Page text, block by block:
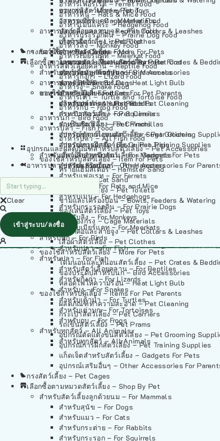
อาหารเฟอร์เร็ต – Ferret Food
อาหารหนู – Rats & Mice Food
อาหารเม่นแคระ – Hedgehog Food
อาหารกระรอกดิน – Prairie Dog Food
อาหารลิง – Monkey Food
อาหารเมียร์แคท – Meerkat Food
อาหารสัตว์เลี้อยคลาน – Reptile Food
อาหารกิ้งก่า – Lizard Food
อาหารงู – Snake Food
อาหารเต่า – Turtle and Tortoise Food
อาหารกบ – Frog Food
อาหารนก – Bird Food
อาหารปลา – Fish Food
อาหารปลา – All Fish Food
อุปกรณและผลิตภัณฑ์สำหรับสัตว์เลี้ยง – Pet Accessories
ของใช้สำหรับสัตว์เลี้ยง – Item For Pets
ทรายแฮมสเตอร์ – Hamster Sand
ทรายแมว – Cat Sand
ห้องน้ำสัตว์เลี้ยง – Pet Toilets
ชามและเครื่องป้อน – Bowls, Feeders & Watering
ของเล่นสัตว์เลี้ยง – Pet Toys
วัสดุรองกรง – Cage Materials
ปลอกคอและสายจูง – Pet Collars & Leashes
เสื้อผ้าสัตว์เลี้ยง – Pet Clothes
ของใช้สำหรับสัตว์เลี้ยง – More For Pets
โดมนอนและที่นอนสัตว์เลี้ยง – Pet Crates &
ของประดับสำหรับนก – Bird Accessories
หลอดไฟให้ความร้อน – Heat Light Bulb
ของใช้สำหรับผู้เลี้ยง – Items For Pet Parents
ผลิตภัณฑ์ทำความสะอาด – Pet Cleaning
กระเป๋าสัตว์เลี้ยง – Pet Carriers
รถเข็นสัตว์เลี้ยง – Pet Prams
อุปกรณ์ตัดแต่งขนสัตว์เลี้ยง – Pet Grooming
อุปกรณ์การฝึกสัตว์เลี้ยง – Pet Training Supplies
แก็ดเจ็ตสำหรับสัตว์เลี้ยง – Gadgets For Pets
อุปกรณ์เสริมอื่นๆ – Other Accessories For
กรงสัตว์เลี้ยง – Pet Cages
เลือกซื้อตามหมวดสัตว์เลี้ยง – Shop By Pet
สำหรับสัตว์เลี้ยงลูกด้วยนม – For Mammals
สำหรับสุนัข – For Dogs
สำหรับแมว – For Cats
สำหรับกระต่าย – For Rabbits
สำหรับกระรอก – For Squirrels
อาหารลิง – Monkey Food
อาหารเมียร์แคท – Meerkat Food
อาหารสัตว์เลี้อยคลาน – Reptile Food
อาหารกิ้งก่า – Lizard Food
อาหารงู – Snake Food
อาหารเต่า – Turtle and Tortoise Food
อาหารกบ – Frog Food
อาหารนก – Bird Food
อาหารปลา – Fish Food
อาหารปลา – All Fish Food
ของเล่นสัตว์เลี้ยง – Pet Toys
วัสดุรองกรง – Cage Materials
ปลอกคอและสายจูง – Pet Collars & Leashes
เสื้อผ้าสัตว์เลี้ยง – Pet Clothes
ของใช้สำหรับสัตว์เลี้ยง – More For Pets
โดมนอนและที่นอนสัตว์เลี้ยง – Pet Crates &
ของประดับสำหรับนก – Bird Accessories
หลอดไฟให้ความร้อน – Heat Light Bulb
ของใช้สำหรับผู้เลี้ยง – Items For Pet Parents
ผลิตภัณฑ์ทำความสะอาด – Pet Cleaning
กระเป๋าสัตว์เลี้ยง – Pet Carriers
รถเข็นสัตว์เลี้ยง – Pet Prams
อุปกรณ์ตัดแต่งขนสัตว์เลี้ยง – Pet Grooming
อุปกรณ์การฝึกสัตว์เลี้ยง – Pet Training Supplies
แก็ดเจ็ตสำหรับสัตว์เลี้ยง – Gadgets For Pets
อุปกรณ์เสริมอื่นๆ – Other Accessories For
กรงสัตว์เลี้ยง – Pet Cages
เลือกซื้อตามหมวดสัตว์เลี้ยง – Shop By Pet
สำหรับสัตว์เลี้ยงลูกด้วยนม – For Mammals
สำหรับสุนัข – For Dogs
สำหรับแมว – For Cats
สำหรับกระต่าย – For Rabbits
สำหรับกระรอก – For Squirrels
สำหรับชินชิล่า – For Chinchillas
สำหรับชูการ์ไกลเดอร์ – For Sugar Gliders
สำหรับหนูแกสบี้ – For Guinea Pigs
สำหรับสัตว์เลี้ยงลูกด้วยนม – For Mammals
สำหรับแฮมสเตอร์ – For Hamsters
สำหรับเฟอเรท – For Ferrets
สำหรับหนู – For Rats and Mice
สำหรับเม่น – For Hedgehogs
สำหรับกระรอกดิน – For Prairie Dogs
สำหรับลิง – For Monkeys
สำหรับเมียร์แคท – For Meerkats
สำหรับนก – For Birds
สำหรับปลา – For Fish
สำหรับปลา – For Fish
สำหรับสัตว์เลื้อยคลาน – For Reptiles
สำหรับกิ้งก่า – For Lizards
สำหรับงู – For Snakes
สำหรับเต่าน้ำ – For Turtles
สำหรับเต่าบก – For Tortoises
สำหรับกบ – For Frogs
สำหรับทุกสัตว์ – All Animals
สำหรับทุกสัตว์ – All Animals
อาหารปลา – Fish Food
Clear
เข้าสู่ระบบ/ลงชื่อ